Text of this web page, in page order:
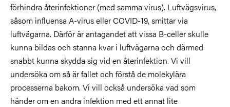
förhindra återinfektioner (med samma virus). Luftvägsvirus,
såsom influensa A-virus eller COVID-19, smittar via
luftvägarna. Därför är antagandet att vissa B-celler skulle
kunna bildas och stanna kvar i luftvägarna och därmed
snabbt kunna skydda sig vid en återinfektion. Vi vill
undersöka om så är fallet och förstå de molekylära
processerna bakom. Vi vill också undersöka vad som
händer om en andra infektion med ett annat lite